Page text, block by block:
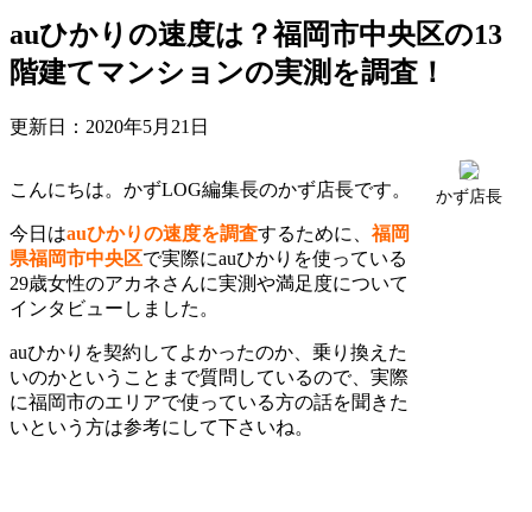
auひかりの速度は？福岡市中央区の13
階建てマンションの実測を調査！
更新日： 2020年5月21日
こんにちは。かずLOG編集長のかず店長です。
今日はauひかりの速度を調査するために、福岡
県福岡市中央区で実際にauひかりを使っている
29歳女性のアカネさんに実測や満足度について
インタビューしました。
auひかりを契約してよかったのか、乗り換えた
いのかということまで質問しているので、実際
に福岡市のエリアで使っている方の話を聞きた
いという方は参考にして下さいね。
かず店長